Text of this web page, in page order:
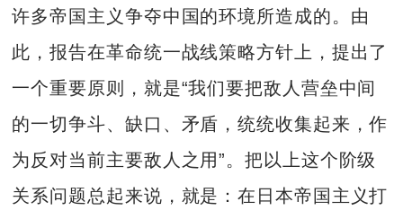
许多帝国主义争夺中国的环境所造成的。由
此，报告在革命统一战线策略方针上，提出了
一个重要原则，就是“我们要把敌人营垒中间
的一切争斗、缺口、矛盾，统统收集起来，作
为反对当前主要敌人之用”。把以上这个阶级
关系问题总起来说，就是：在日本帝国主义打